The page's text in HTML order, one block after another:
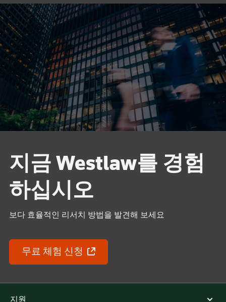
지금 Westlaw를 경험
하십시오
보다 효율적인 리서치 방법을 발견해 보세요
무료 체험 신청
지원